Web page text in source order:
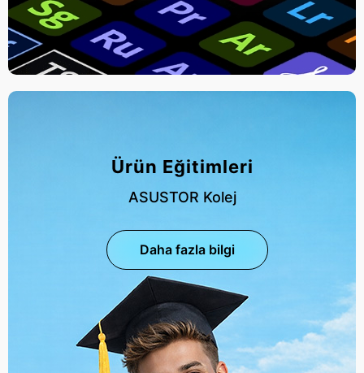
Ürün Eğitimleri
ASUSTOR Kolej
Daha fazla bilgi